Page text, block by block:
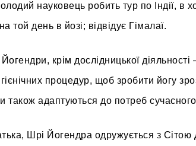
науковець робить тур по Індії, в
той день в йозі; відвідує Гімалаї.
крім дослідницької
процедур, щоб зробити йогу
також адаптуються до потреб сучасного
Шрі Йогендра одружується з Сітою